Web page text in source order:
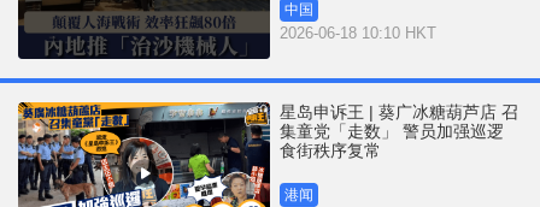
中国
2026-06-18 10:10 HKT
星岛申诉王 | 葵广冰糖葫芦店 召
集童党「走数」 警员加强巡逻
食街秩序复常
港闻